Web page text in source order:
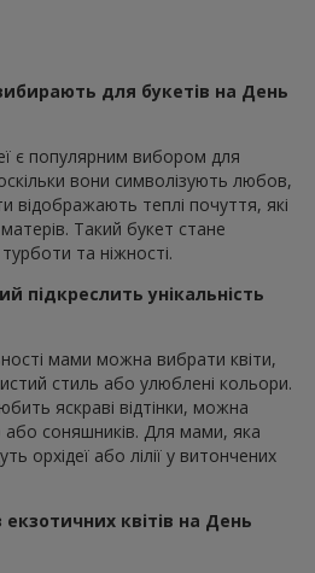
для букетів на День
є популярним вибором для
вони символізують любов,
відображають теплі почуття, які
Такий букет стане
та ніжності.
підкреслить унікальність
мами можна вибрати квіти,
стиль або улюблені кольори.
яскраві відтінки, можна
або соняшників. Для мами, яка
орхідеї або лілії у витончених
квітів на День